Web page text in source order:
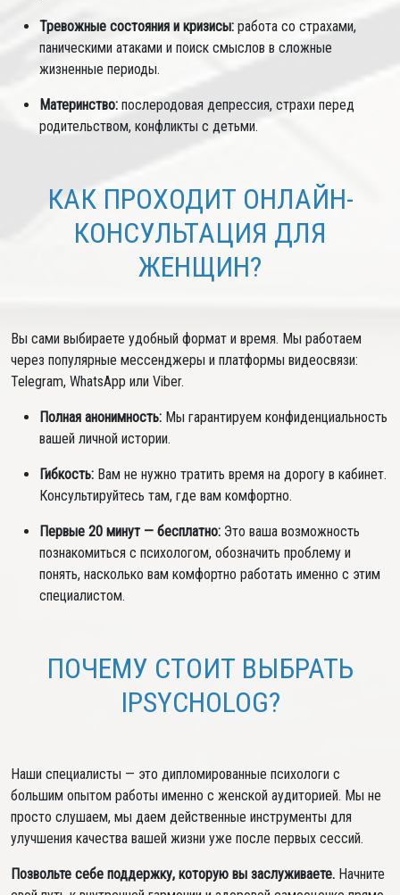
Тревожные состояния и кризисы: работа со страхами,
паническими атаками и поиск смыслов в сложные
жизненные периоды.
Материнство: послеродовая депрессия, страхи перед
родительством, конфликты с детьми.
КАК ПРОХОДИТ ОНЛАЙН-
КОНСУЛЬТАЦИЯ ДЛЯ
ЖЕНЩИН?
Вы сами выбираете удобный формат и время. Мы работаем
через популярные мессенджеры и платформы видеосвязи:
Telegram, WhatsApp или Viber.
Полная анонимность: Мы гарантируем конфиденциальность
вашей личной истории.
Гибкость: Вам не нужно тратить время на дорогу в кабинет.
Консультируйтесь там, где вам комфортно.
Первые 20 минут — бесплатно: Это ваша возможность
познакомиться с психологом, обозначить проблему и
понять, насколько вам комфортно работать именно с этим
специалистом.
ПОЧЕМУ СТОИТ ВЫБРАТЬ
IPSYCHOLOG?
Наши специалисты — это дипломированные психологи с
большим опытом работы именно с женской аудиторией. Мы не
просто слушаем, мы даем действенные инструменты для
улучшения качества вашей жизни уже после первых сессий.
Позвольте себе поддержку, которую вы заслуживаете. Начните